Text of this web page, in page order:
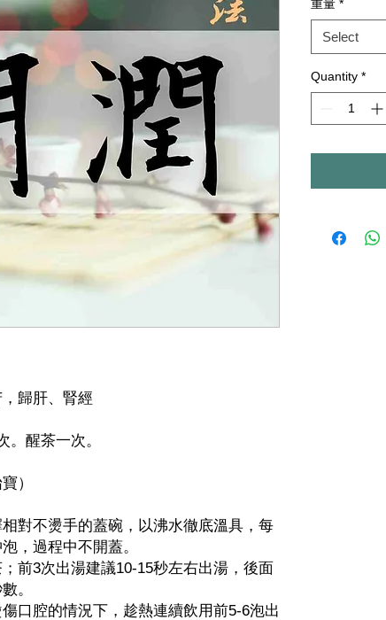
歸肝、腎經
。醒茶一次。
）
相對不燙手的蓋碗，以沸水徹底溫具，每
，過程中不開蓋。
；前3次出湯建議10-15秒左右出湯，後面
。
傷口腔的情況下，趁熱連續飲用前5-6泡出
重量 *
Select
Quantity *